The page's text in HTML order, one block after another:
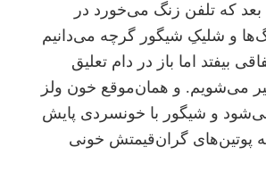
که تلفن زنگ می‌خورد در
و شلیکِ شیگور گرچه می‌دانیم
بیفتد اما باز در دام تعلیق
می‌شویم. و همان‌موقع خون ولز
و شیگور با خونسردی پایش
پوتین‌های گران‌قیمتش خونی